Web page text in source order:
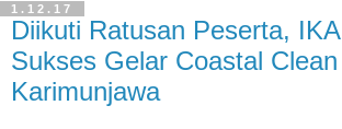
1.12.17
Diikuti Ratusan Peserta,
Sukses Gelar Coastal
Karimunjawa